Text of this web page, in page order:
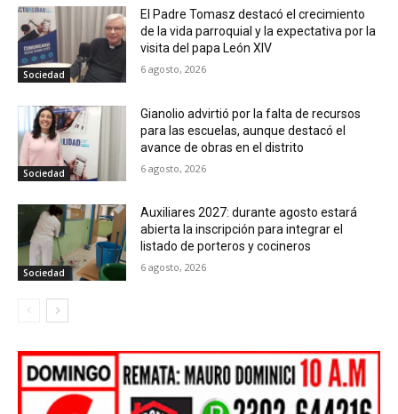
Sociedad
El Padre Tomasz destacó el crecimiento
de la vida parroquial y la expectativa por la
visita del papa León XIV
6 agosto, 2026
Sociedad
Gianolio advirtió por la falta de recursos
para las escuelas, aunque destacó el
avance de obras en el distrito
6 agosto, 2026
Sociedad
Auxiliares 2027: durante agosto estará
abierta la inscripción para integrar el
listado de porteros y cocineros
6 agosto, 2026